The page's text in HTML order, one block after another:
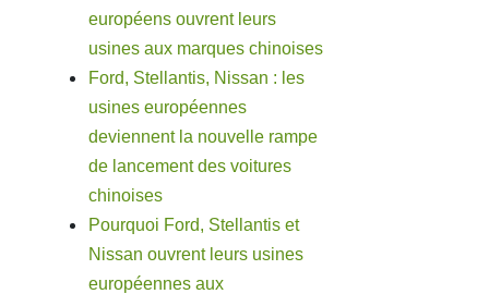
européens ouvrent leurs
usines aux marques chinoises
Ford, Stellantis, Nissan : les
usines européennes
deviennent la nouvelle rampe
de lancement des voitures
chinoises
Pourquoi Ford, Stellantis et
Nissan ouvrent leurs usines
européennes aux